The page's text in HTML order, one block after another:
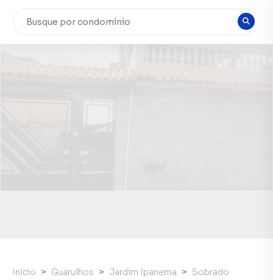
Início Guarulhos Jardim Ipanema
Sobrado